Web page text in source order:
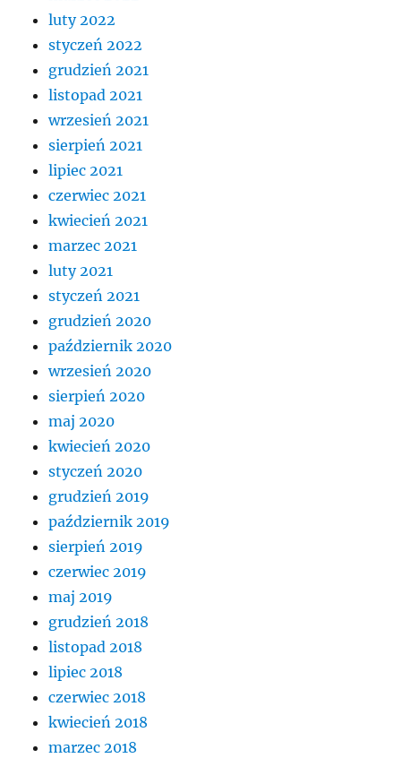
luty 2022
styczeń 2022
grudzień 2021
listopad 2021
wrzesień 2021
sierpień 2021
lipiec 2021
czerwiec 2021
kwiecień 2021
marzec 2021
luty 2021
styczeń 2021
grudzień 2020
październik 2020
wrzesień 2020
sierpień 2020
maj 2020
kwiecień 2020
styczeń 2020
grudzień 2019
październik 2019
sierpień 2019
czerwiec 2019
maj 2019
grudzień 2018
listopad 2018
lipiec 2018
czerwiec 2018
kwiecień 2018
marzec 2018